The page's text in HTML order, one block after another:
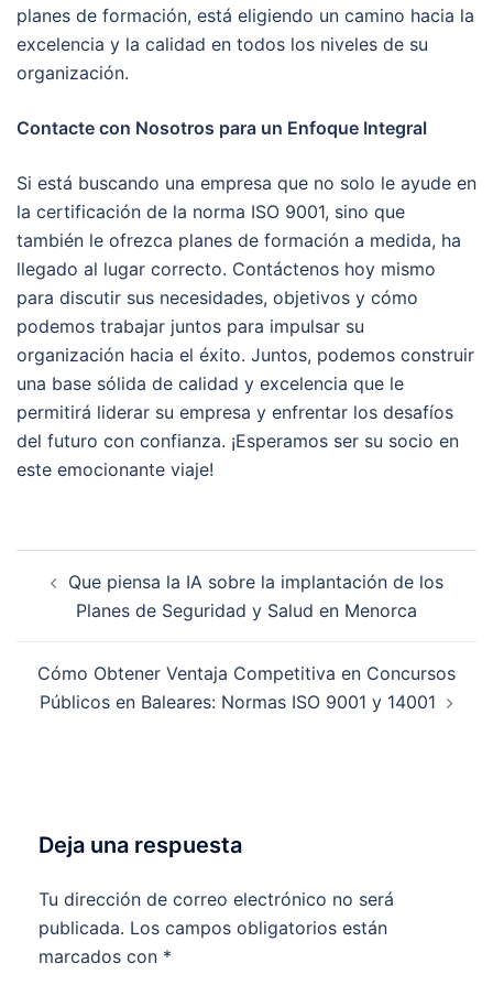
planes de formación, está eligiendo un camino hacia la
excelencia y la calidad en todos los niveles de su
organización.
Contacte con Nosotros para un Enfoque Integral
Si está buscando una empresa que no solo le ayude en
la certificación de la norma ISO 9001, sino que
también le ofrezca planes de formación a medida, ha
llegado al lugar correcto. Contáctenos hoy mismo
para discutir sus necesidades, objetivos y cómo
podemos trabajar juntos para impulsar su
organización hacia el éxito. Juntos, podemos construir
una base sólida de calidad y excelencia que le
permitirá liderar su empresa y enfrentar los desafíos
del futuro con confianza. ¡Esperamos ser su socio en
este emocionante viaje!
entradas
Que piensa la IA sobre la implantación de los
Planes de Seguridad y Salud en Menorca
Cómo Obtener Ventaja Competitiva en Concursos
Públicos en Baleares: Normas ISO 9001 y 14001
Deja una respuesta
Tu dirección de correo electrónico no será
publicada. Los campos obligatorios están
marcados con *